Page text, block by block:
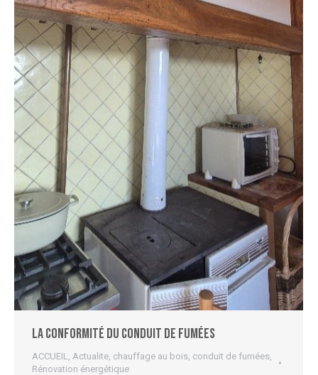
La conformité du conduit de fumées
ACCUEIL Actualite chauffage au bois conduit de fumées
Rénovation énergétique